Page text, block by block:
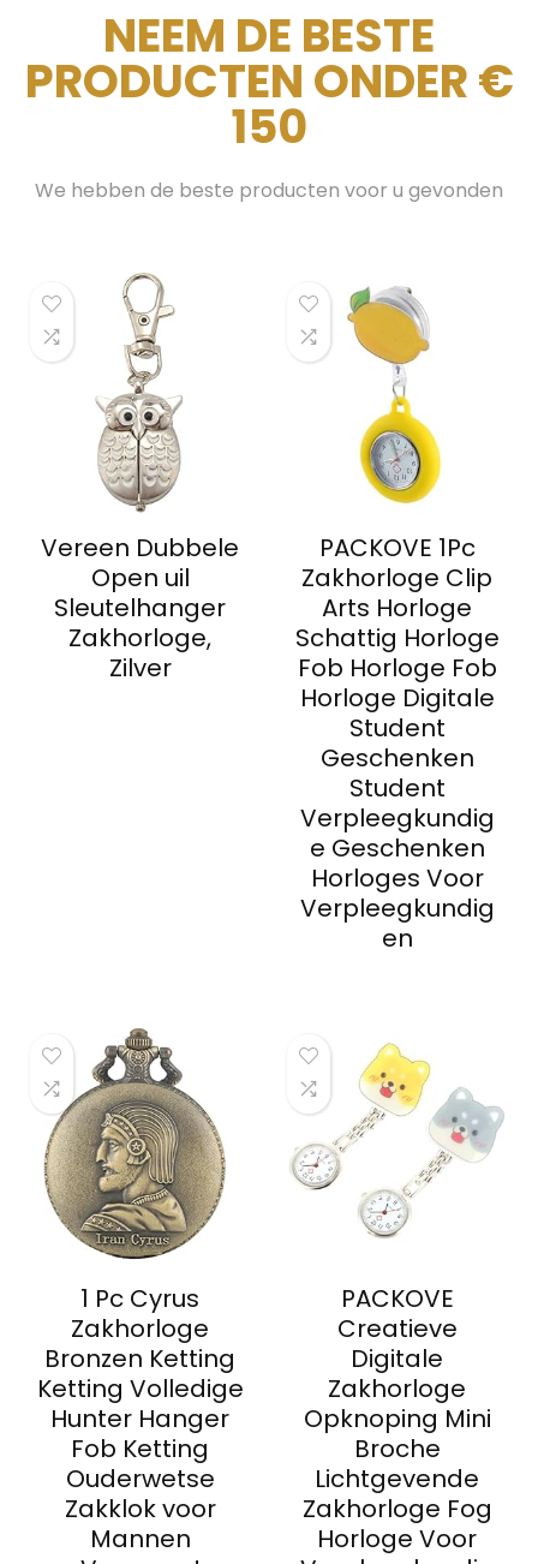
NEEM DE BESTE
PRODUCTEN ONDER €
150
We hebben de beste producten voor u gevonden
Vereen Dubbele
Open uil
Sleutelhanger
Zakhorloge,
Zilver
PACKOVE 1Pc
Zakhorloge Clip
Arts Horloge
Schattig Horloge
Fob Horloge Fob
Horloge Digitale
Student
Geschenken
Student
Verpleegkundig
e Geschenken
Horloges Voor
Verpleegkundig
en
1 Pc Cyrus
Zakhorloge
Bronzen Ketting
Ketting Volledige
Hunter Hanger
Fob Ketting
Ouderwetse
Zakklok voor
Mannen
PACKOVE
Creatieve
Digitale
Zakhorloge
Opknoping Mini
Broche
Lichtgevende
Zakhorloge Fog
Horloge Voor